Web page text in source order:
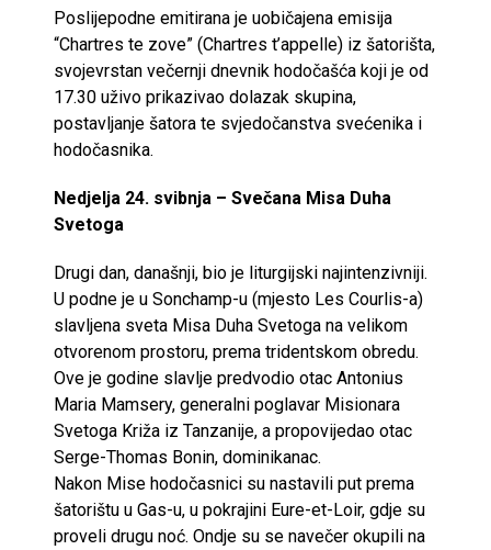
Poslijepodne emitirana je uobičajena emisija
“Chartres te zove” (Chartres t’appelle) iz šatorišta,
svojevrstan večernji dnevnik hodočašća koji je od
17.30 uživo prikazivao dolazak skupina,
postavljanje šatora te svjedočanstva svećenika i
hodočasnika.
Nedjelja 24. svibnja – Svečana Misa Duha
Svetoga
Drugi dan, današnji, bio je liturgijski najintenzivniji.
U podne je u Sonchamp-u (mjesto Les Courlis-a)
slavljena sveta Misa Duha Svetoga na velikom
otvorenom prostoru, prema tridentskom obredu.
Ove je godine slavlje predvodio otac Antonius
Maria Mamsery, generalni poglavar Misionara
Svetoga Križa iz Tanzanije, a propovijedao otac
Serge-Thomas Bonin, dominikanac.
Nakon Mise hodočasnici su nastavili put prema
šatorištu u Gas-u, u pokrajini Eure-et-Loir, gdje su
proveli drugu noć. Ondje su se navečer okupili na